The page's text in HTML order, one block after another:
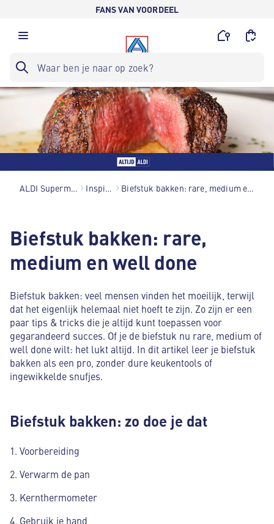
FANS VAN VOORDEEL
ALDI Supermarkten Inspiratie Biefstuk bakken: rare, medium en well done
Biefstuk bakken: rare,
medium en well done
Biefstuk bakken: veel mensen vinden het moeilijk, terwijl
dat het eigenlijk helemaal niet hoeft te zijn. Zo zijn er een
paar tips & tricks die je altijd kunt toepassen voor
gegarandeerd succes. Of je de biefstuk nu rare, medium of
well done wilt: het lukt altijd. In dit artikel leer je biefstuk
bakken als een pro, zonder dure keukentools of
ingewikkelde snufjes.
Biefstuk bakken: zo doe je dat
Voorbereiding
Verwarm de pan
Kernthermometer
Gebruik je hand